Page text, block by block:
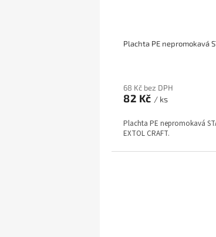
68 Kč bez DPH
82 Kč / ks
Plachta PE nepromokavá
EXTOL CRAFT.